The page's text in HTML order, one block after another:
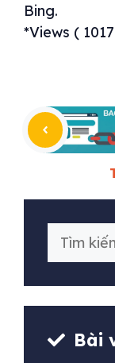
Bing.
*Views (
Tìm
Bài